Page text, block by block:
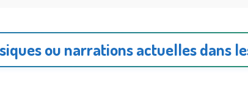
ou narrations actuelles dans